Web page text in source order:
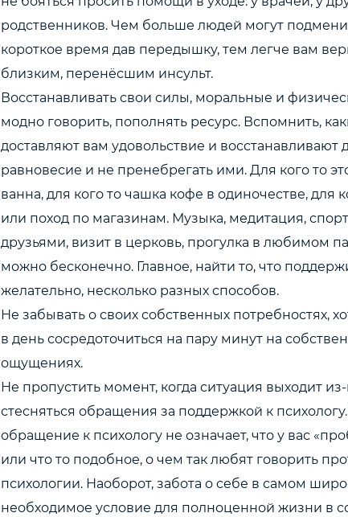
родственников. Чем больше людей могут
короткое время дав передышку, тем легче вам
близким, перенёсшим инсульт.
Восстанавливать свои силы, моральные и
модно говорить, пополнять ресурс. Вспомнить,
доставляют вам удовольствие и восстанавливают
равновесие и не пренебрегать ими. Для кого то
ванна, для кого то чашка кофе в одиночестве, для
или поход по магазинам. Музыка, медитация,
друзьями, визит в церковь, прогулка в любимом
можно бесконечно. Главное, найти то, что
желательно, несколько разных способов.
Не забывать о своих собственных потребностях,
в день сосредоточиться на пару минут на
ощущениях.
Не пропустить момент, когда ситуация выходит
стесняться обращения за поддержкой к
обращение к психологу не означает, что у вас
или что то подобное, о чем так любят говорить
психологии. Наоборот, забота о себе в самом
необходимое условие для полноценной жизни в